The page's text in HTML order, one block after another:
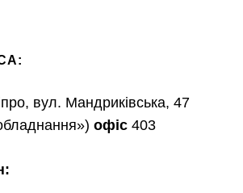
вул. Мандриківська, 47
офіс 403